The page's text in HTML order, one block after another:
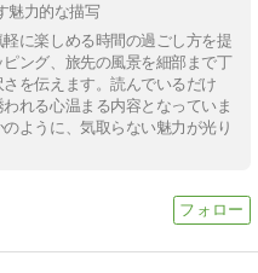
魅力的な描写
に楽しめる時間の過ごし方を提
ング、旅先の風景を細部まで丁
を伝えます。読んでいるだけ
れる心温まる内容となっていま
ように、気取らない魅力が光り